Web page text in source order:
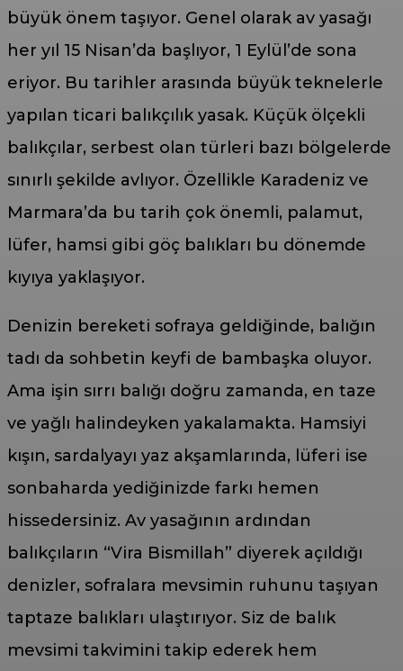
büyük önem taşıyor. Genel olarak av yasağı
her yıl 15 Nisan’da başlıyor, 1 Eylül’de sona
eriyor. Bu tarihler arasında büyük teknelerle
yapılan ticari balıkçılık yasak. Küçük ölçekli
balıkçılar, serbest olan türleri bazı bölgelerde
sınırlı şekilde avlıyor. Özellikle Karadeniz ve
Marmara’da bu tarih çok önemli, palamut,
lüfer, hamsi gibi göç balıkları bu dönemde
kıyıya yaklaşıyor.
Denizin bereketi sofraya geldiğinde, balığın
tadı da sohbetin keyfi de bambaşka oluyor.
Ama işin sırrı balığı doğru zamanda, en taze
ve yağlı halindeyken yakalamakta. Hamsiyi
kışın, sardalyayı yaz akşamlarında, lüferi ise
sonbaharda yediğinizde farkı hemen
hissedersiniz. Av yasağının ardından
balıkçıların “Vira Bismillah” diyerek açıldığı
denizler, sofralara mevsimin ruhunu taşıyan
taptaze balıkları ulaştırıyor. Siz de balık
mevsimi takvimini takip ederek hem